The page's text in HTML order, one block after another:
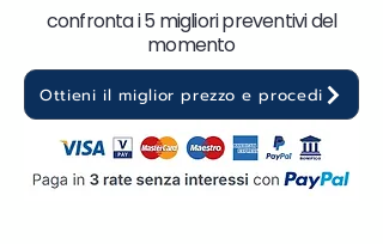
confronta i 5 migliori preventivi del
momento
Ottieni il miglior prezzo e procedi